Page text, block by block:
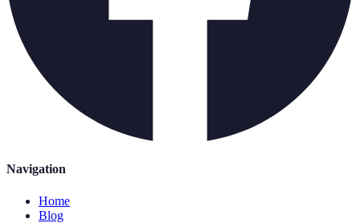
Navigation
Home
Blog